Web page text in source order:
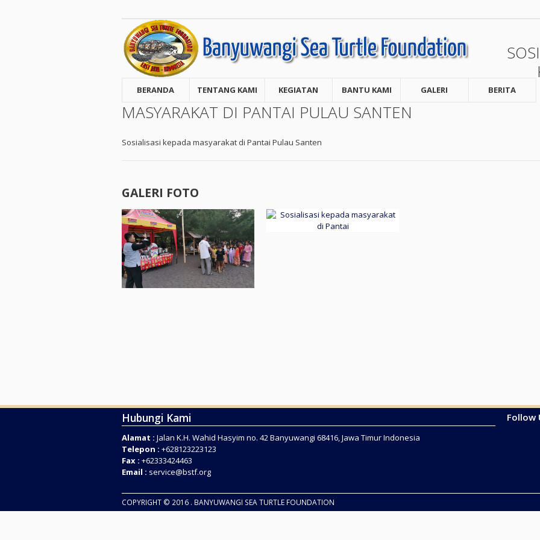
BERANDA TENTANG KAMI KEGIATAN BANTU KAMI GALERI BERITA
MASYARAKAT DI PANTAI PULAU SANTEN
Sosialisasi kepada masyarakat di Pantai Pulau Santen
GALERI FOTO
Hubungi Kami
Alamat : Jalan K.H. Wahid Hasyim no. 42 Banyuwangi 68416, Jawa Timur Indonesia
Telepon : +628123223123
Fax : +62333424463
Email : service@bstf.org
Follow
COPYRIGHT © 2016 . BANYUWANGI SEA TURTLE FOUNDATION